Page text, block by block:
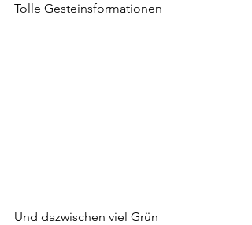
Tolle Gesteinsformationen
Und dazwischen viel Grün